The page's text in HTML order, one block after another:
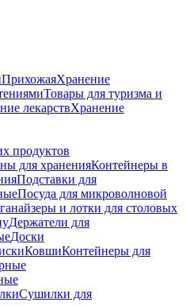
ПрихожаяХранение
Товары для туризма и
лекарствХранение
продуктов
для храненияКонтейнеры в
Подставки для
Посуда для микроволновой
и лотки для столовых
Держатели для
Доски
КовшиКонтейнеры для
Сушилки для